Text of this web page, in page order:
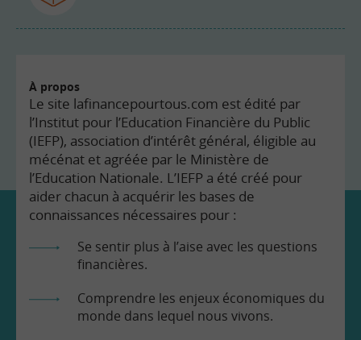
À propos
Le site lafinancepourtous.com est édité par
l’Institut pour l’Education Financière du Public
(IEFP), association d’intérêt général, éligible au
mécénat et agréée par le Ministère de
l’Education Nationale. L’IEFP a été créé pour
aider chacun à acquérir les bases de
connaissances nécessaires pour :
Se sentir plus à l’aise avec les questions
financières.
Comprendre les enjeux économiques du
monde dans lequel nous vivons.